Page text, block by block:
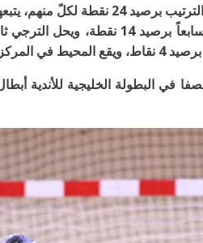
البطولة الخليجية للأندية